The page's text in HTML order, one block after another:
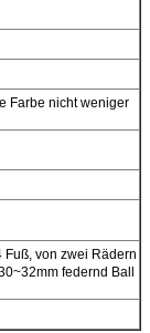
Farbe nicht weniger
Fuß, von zwei Rädern
federnd Ball